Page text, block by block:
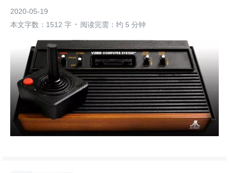
2020-05-19
本文字数：1512 字
阅读完需：约 5 分钟